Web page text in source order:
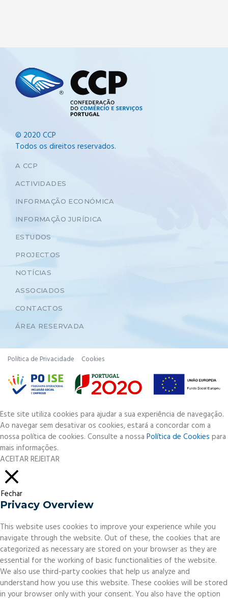
© 2020 CCP
Todos os direitos reservados.
A CCP
ACTIVIDADES
INFORMAÇÃO ECONÓMICA
INFORMAÇÃO JURÍDICA
ESTUDOS
PROJECTOS
NOTÍCIAS
ASSOCIADOS
CONTACTOS
ÁREA RESERVADA
Política de Privacidade Cookies
Este site utiliza cookies para ajudar a sua experiência de navegação.
Ao navegar sem desativar os cookies, estará a concordar com a
nossa política de cookies. Consulte a nossa Política de Cookies para
mais informações.
ACEITARREJEITAR
Fechar
Privacy Overview
This website uses cookies to improve your experience while you
navigate through the website. Out of these, the cookies that are
categorized as necessary are stored on your browser as they are
essential for the working of basic functionalities of the website.
We also use third-party cookies that help us analyze and
understand how you use this website. These cookies will be stored
in your browser only with your consent. You also have the option